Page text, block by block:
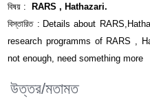
বিষয় :
RARS , Hathazari.
বিস্তারিত : Details about
research programms of RARS ,
not enough, need something more
উত্তর/মতামত